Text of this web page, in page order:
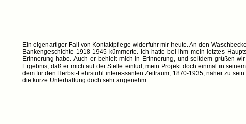
Ein eigenartiger Fall von Kontaktpflege widerfuhr mir heute. An den
Bankengeschichte 1918-1945 kümmerte. Ich hatte bei ihm mein letztes
Erinnerung habe. Auch er behielt mich in Erinnerung, und seitdem grüßen
Ergebnis, daß er mich auf der Stelle einlud, mein Projekt doch einmal in
dem für den Herbst-Lehrstuhl interessanten Zeitraum, 1870-1935, näher zu
die kurze Unterhaltung doch sehr angenehm.